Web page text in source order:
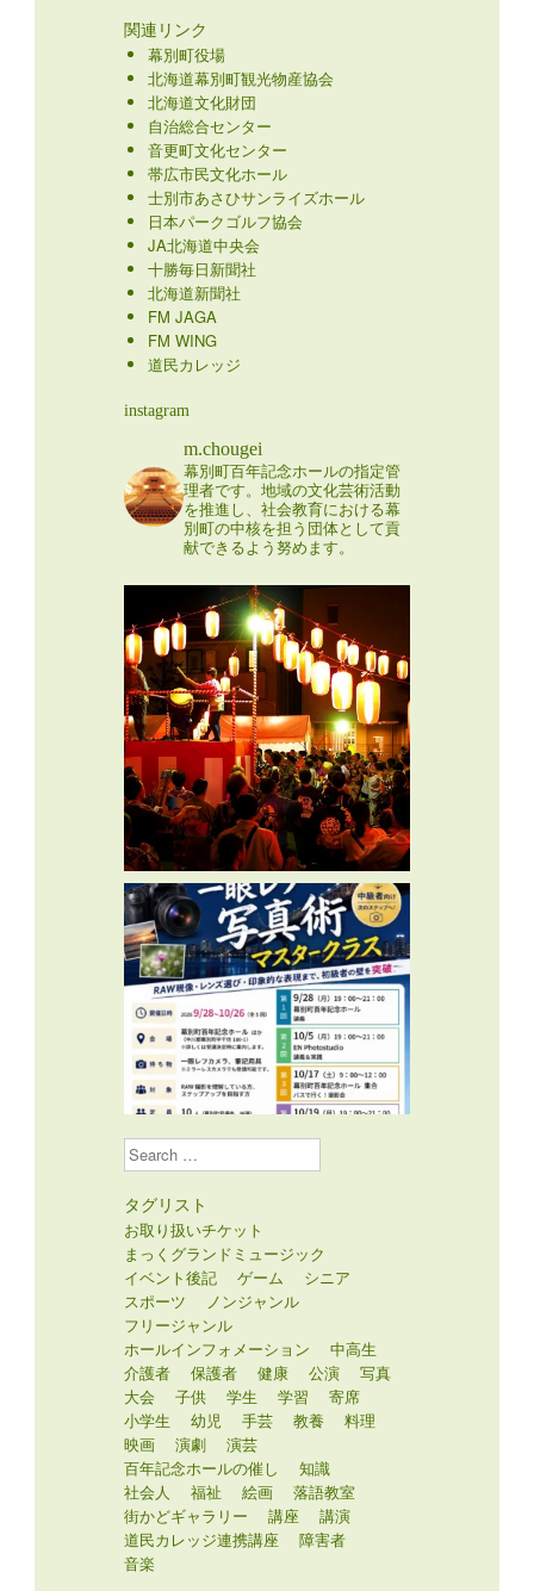
関連リンク
幕別町役場
北海道幕別町観光物産協会
北海道文化財団
自治総合センター
音更町文化センター
帯広市民文化ホール
士別市あさひサンライズホール
日本パークゴルフ協会
JA北海道中央会
十勝毎日新聞社
北海道新聞社
FM JAGA
FM WING
道民カレッジ
instagram
m.chougei
幕別町百年記念ホールの指定管
理者です。地域の文化芸術活動
を推進し、社会教育における幕
別町の中核を担う団体として貢
献できるよう努めます。
Search
タグリスト
お取り扱いチケット
まっくグランドミュージック
イベント後記
ゲーム
シニア
スポーツ
ノンジャンル
フリージャンル
ホールインフォメーション
中高生
介護者
保護者 健康 公演
写真
大会
子供 学生 学習
寄席
小学生
幼児 手芸 教養
料理
映画
演劇
演芸
百年記念ホールの催し
知識
社会人
福祉 絵画
落語教室
街かどギャラリー
講座
講演
道民カレッジ連携講座
障害者
音楽